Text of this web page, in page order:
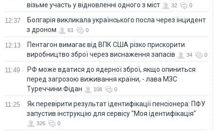
візьме участь у відновленні одного з міст
32 0
12:37
Болгарія викликала українського посла через інцидент
з дроном
61 0
12:13
Пентагон вимагає від ВПК США різко прискорити
виробництво зброї через виснаження запасів
34 0
11:49
РФ може вдатися до ядерної зброї, якщо опиниться
перед загрозою виживання країни, - лава МЗС
Туреччини Фідан
108 0
11:25
Як перевірити результат ідентифікації пенсіонера: ПФУ
запустив інструкцію для сервісу "Моя ідентифікація"
326 0